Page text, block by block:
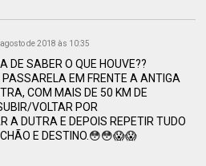
de 2018 às 10:35
DE SABER O QUE HOUVE??
EM FRENTE A ANTIGA
COM MAIS DE 50 KM DE
VOLTAR POR
A DUTRA E DEPOIS REPETIR TUDO
E DESTINO.😳😳😱😱